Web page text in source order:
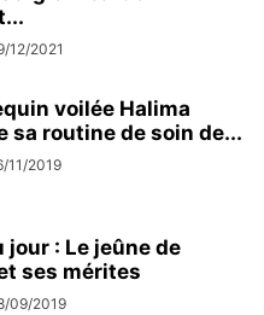
12/2021
voilée Halima
sa routine de soin de...
11/2019
jour : Le jeûne de
ses mérites
09/2019